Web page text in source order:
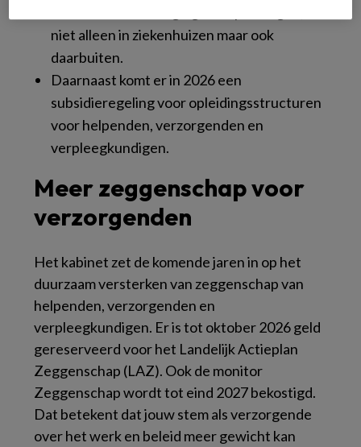
niet alleen in ziekenhuizen maar ook
daarbuiten.
Daarnaast komt er in 2026 een
subsidieregeling voor opleidingsstructuren
voor helpenden, verzorgenden en
verpleegkundigen.
Meer zeggenschap voor
verzorgenden
Het kabinet zet de komende jaren in op het
duurzaam versterken van zeggenschap van
helpenden, verzorgenden en
verpleegkundigen. Er is tot oktober 2026 geld
gereserveerd voor het Landelijk Actieplan
Zeggenschap (LAZ). Ook de monitor
Zeggenschap wordt tot eind 2027 bekostigd.
Dat betekent dat jouw stem als verzorgende
over het werk en beleid meer gewicht kan